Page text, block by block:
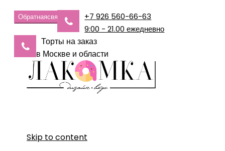
Обратнаясвязь
+7 926 560-66-63
9:00 - 21.00 ежедневно
Торты на заказ
в Москве и области
Skip to content